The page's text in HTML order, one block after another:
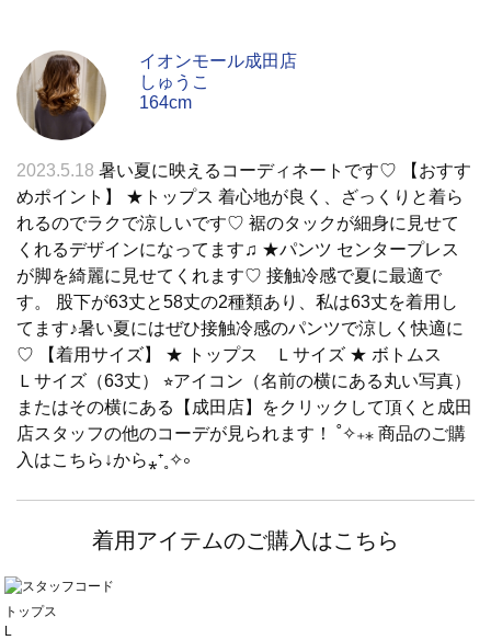
イオンモール成田店
しゅうこ
164cm
2023.5.18 暑い夏に映えるコーディネートです♡ 【おすす
めポイント】 ★トップス 着心地が良く、ざっくりと着ら
れるのでラクで涼しいです♡ 裾のタックが細身に見せて
くれるデザインになってます♫ ★パンツ センタープレス
が脚を綺麗に見せてくれます♡ 接触冷感で夏に最適で
す。 股下が63丈と58丈の2種類あり、私は63丈を着用し
てます♪暑い夏にはぜひ接触冷感のパンツで涼しく快適に
♡ 【着用サイズ】 ★ トップス Ｌサイズ ★ ボトムス
Ｌサイズ（63丈） ⭐︎アイコン（名前の横にある丸い写真）
またはその横にある【成田店】をクリックして頂くと成田
店スタッフの他のコーデが見られます！ ˚✧₊⁎ 商品のご購
入はこちら↓から⁎⁺˳✧༚
着用アイテムのご購入はこちら
トップス
L